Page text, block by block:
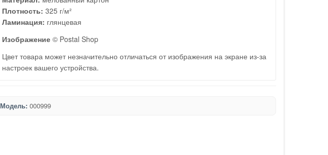
Плотность: 325 г/м²
Ламинация: глянцевая
Изображение © Postal Shop
Цвет товара может незначительно отличаться от изображения на экране из-за
настроек вашего устройства.
Модель: 000999